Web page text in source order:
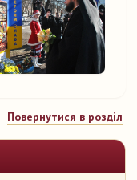
Повернутися в розділ